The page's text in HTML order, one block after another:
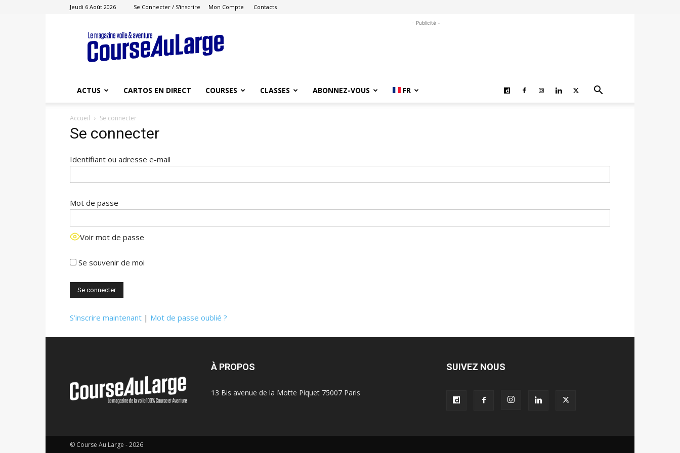
Jeudi 6 Août 2026 Se Connecter / S'inscrire Mon Compte Contacts
Course
au
Large
- Publicité -
ACTUS CARTOS EN DIRECT COURSES CLASSES ABONNEZ-VOUS FR
Accueil Se connecter
Se connecter
Identifiant ou adresse e-mail
Mot de passe
Voir mot de passe
Se souvenir de moi
S’inscrire maintenant | Mot de passe oublié ?
À PROPOS
13 Bis avenue de la Motte Piquet 75007 Paris
SUIVEZ NOUS
© Course Au Large - 2026